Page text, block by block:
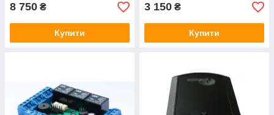
8 750 ₴
Купити
3 150 ₴
Купити